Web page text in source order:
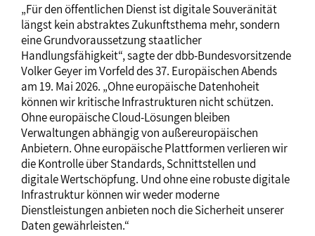
„Für den öffentlichen Dienst ist digitale Souveränität
längst kein abstraktes Zukunftsthema mehr, sondern
eine Grundvoraussetzung staatlicher
Handlungsfähigkeit“, sagte der dbb-Bundesvorsitzende
Volker Geyer im Vorfeld des 37. Europäischen Abends
am 19. Mai 2026. „Ohne europäische Datenhoheit
können wir kritische Infrastrukturen nicht schützen.
Ohne europäische Cloud-Lösungen bleiben
Verwaltungen abhängig von außereuropäischen
Anbietern. Ohne europäische Plattformen verlieren wir
die Kontrolle über Standards, Schnittstellen und
digitale Wertschöpfung. Und ohne eine robuste digitale
Infrastruktur können wir weder moderne
Dienstleistungen anbieten noch die Sicherheit unserer
Daten gewährleisten.“